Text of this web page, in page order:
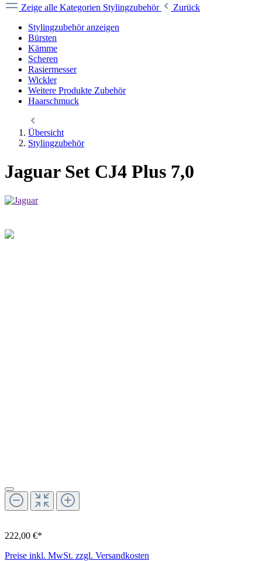
Zeige alle Kategorien Stylingzubehör
Zurück
Stylingzubehör anzeigen
Bürsten
Kämme
Scheren
Rasiermesser
Wickler
Weitere Produkte Zubehör
Haarschmuck
Übersicht
Stylingzubehör
Jaguar Set CJ4 Plus 7,0
222,00 €*
Preise inkl. MwSt. zzgl. Versandkosten